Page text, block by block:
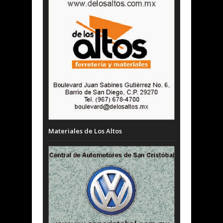
Materiales de Los Altos